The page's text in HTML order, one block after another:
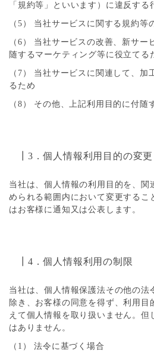
「規約等」といいます）に違反す
（5） 当社サービスに関する規約等
（6） 当社サービスの改善、新サー
随するマーケティング等に役立てる
（7） 当社サービスに関連して、加
るため
（8） その他、上記利用目的に付随
┃3．個人情報利用目的の変更
当社は、個人情報の利用目的を、関
められる範囲内において変更するこ
はお客様に通知又は公表します。
┃4．個人情報利用の制限
当社は、個人情報保護法その他の法
除き、お客様の同意を得ず、利用目
えて個人情報を取り扱いません。但
はありません。
（1） 法令に基づく場合